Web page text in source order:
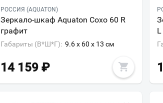
РОССИЯ (AQUATON)
Зеркало-шкаф Aquaton Сохо 60 R
графит
Габариты (В*Ш*Г): 9.6 x 60 x 13 см
14 159 ₽
L